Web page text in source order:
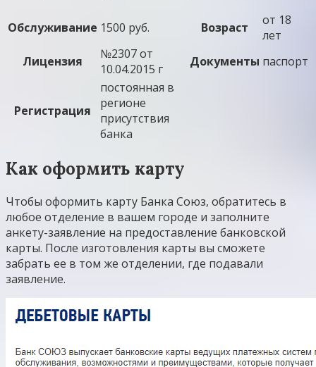
Обслуживание 1500 руб. Возраст
от 18
лет
Лицензия
№2307 от
10.04.2015 г
Документы паспорт
Регистрация
постоянная в
регионе
присутствия
банка
Как оформить карту
Чтобы оформить карту Банка Союз, обратитесь в
любое отделение в вашем городе и заполните
анкету-заявление на предоставление банковской
карты. После изготовления карты вы сможете
забрать ее в том же отделении, где подавали
заявление.